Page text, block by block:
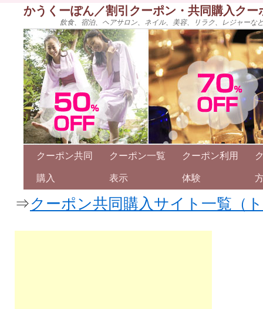
かうくーぽん／割引クーポン・共同購入ク
飲食、宿泊、ヘアサロン、ネイル、美容、リラク、レジャー
クーポン共同
購入
クーポン一覧
表示
クーポン利用
体験
⇒クーポン共同購入サイト一覧（